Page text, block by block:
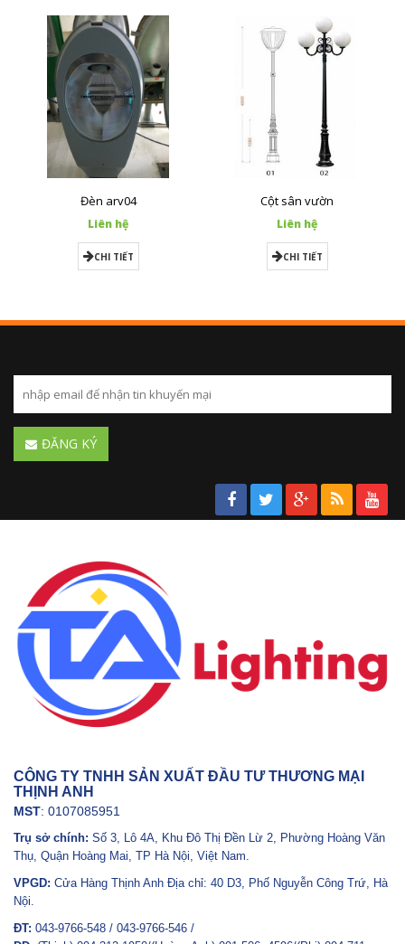
Đèn arv04
Liên hệ
CHI TIẾT
Cột sân vườn
Liên hệ
CHI TIẾT
ĐĂNG KÝ
CÔNG TY TNHH SẢN XUẤT ĐẦU TƯ THƯƠNG MẠI
THỊNH ANH
MST: 0107085951
Trụ sở chính: Số 3, Lô 4A, Khu Đô Thị Đền Lừ 2, Phường Hoàng Văn
Thụ, Quận Hoàng Mai, TP Hà Nội, Việt Nam.
VPGD: Cửa Hàng Thịnh Anh Địa chỉ: 40 D3, Phố Nguyễn Công Trứ, Hà
Nội.
ĐT: 043-9766-548 / 043-9766-546 /